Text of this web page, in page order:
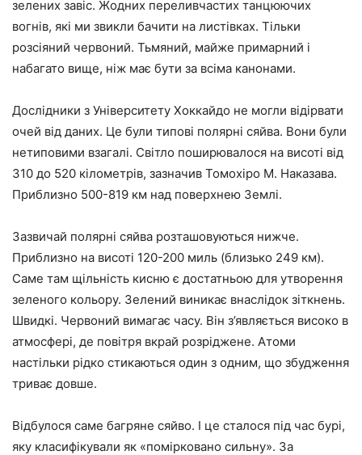
зелених завіс. Жодних переливчастих танцюючих
вогнів, які ми звикли бачити на листівках. Тільки
розсіяний червоний. Тьмяний, майже примарний і
набагато вище, ніж має бути за всіма канонами.
Дослідники з Університету Хоккайдо не могли відірвати
очей від даних. Це були типові полярні сяйва. Вони були
нетиповими взагалі. Світло поширювалося на висоті від
310 до 520 кілометрів, зазначив Томохіро М. Наказава.
Приблизно 500-819 км над поверхнею Землі.
Зазвичай полярні сяйва розташовуються нижче.
Приблизно на висоті 120-200 миль (близько 249 км).
Саме там щільність кисню є достатньою для утворення
зеленого кольору. Зелений виникає внаслідок зіткнень.
Швидкі. Червоний вимагає часу. Він з’являється високо в
атмосфері, де повітря вкрай розріджене. Атоми
настільки рідко стикаються один з одним, що збудження
триває довше.
Відбулося саме багряне сяйво. І це сталося під час бурі,
яку класифікували як «помірковано сильну». За